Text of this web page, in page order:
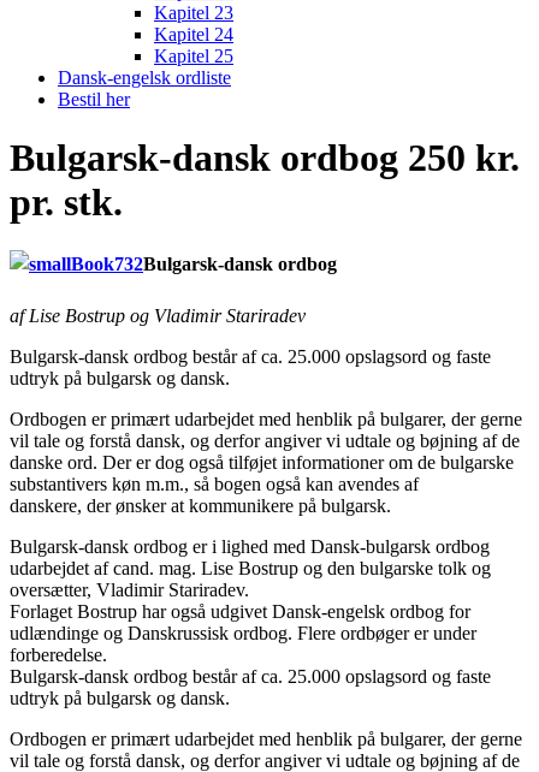
Kapitel 23
Kapitel 24
Kapitel 25
Dansk-engelsk ordliste
Bestil her
Bulgarsk-dansk ordbog 250 kr.
pr. stk.
Bulgarsk-dansk ordbog
af Lise Bostrup og Vladimir Stariradev
Bulgarsk-dansk ordbog består af ca. 25.000 opslagsord og faste
udtryk på bulgarsk og dansk.
Ordbogen er primært udarbejdet med henblik på bulgarer, der gerne
vil tale og forstå dansk, og derfor angiver vi udtale og bøjning af de
danske ord. Der er dog også tilføjet informationer om de bulgarske
substantivers køn m.m., så bogen også kan avendes af
danskere, der ønsker at kommunikere på bulgarsk.
Bulgarsk-dansk ordbog er i lighed med Dansk-bulgarsk ordbog
udarbejdet af cand. mag. Lise Bostrup og den bulgarske tolk og
oversætter, Vladimir Stariradev.
Forlaget Bostrup har også udgivet Dansk-engelsk ordbog for
udlændinge og Danskrussisk ordbog. Flere ordbøger er under
forberedelse.
Bulgarsk-dansk ordbog består af ca. 25.000 opslagsord og faste
udtryk på bulgarsk og dansk.
Ordbogen er primært udarbejdet med henblik på bulgarer, der gerne
vil tale og forstå dansk, og derfor angiver vi udtale og bøjning af de